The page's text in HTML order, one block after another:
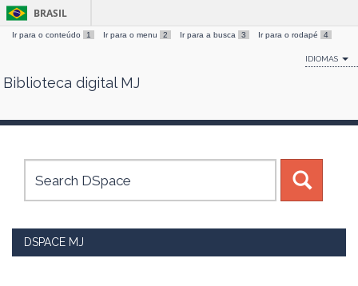
Skip
BRASIL
Ir para o conteúdo 1 Ir para o menu 2 Ir para a busca 3 Ir para o rodapé 4
IDIOMAS
Biblioteca digital MJ
DSPACE MJ